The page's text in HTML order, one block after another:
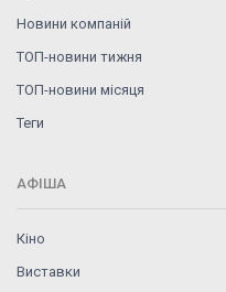
Новини компаній
ТОП-новини тижня
ТОП-новини місяця
Теги
АФІША
Кіно
Виставки